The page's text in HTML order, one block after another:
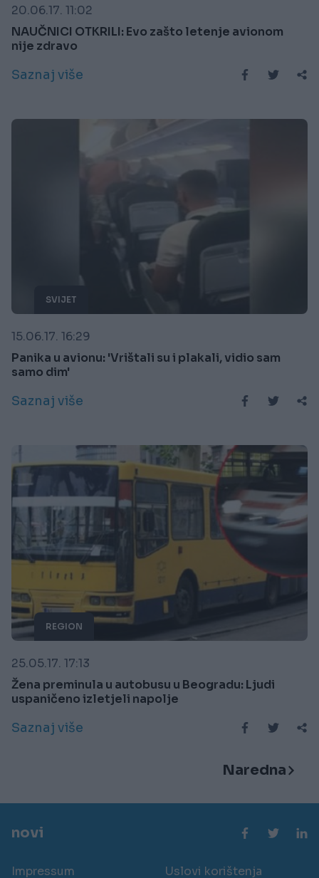
20.06.17. 11:02
NAUČNICI OTKRILI: Evo zašto letenje avionom
nije zdravo
Saznaj više
SVIJET
15.06.17. 16:29
Panika u avionu: 'Vrištali su i plakali, vidio sam
samo dim'
Saznaj više
REGION
25.05.17. 17:13
Žena preminula u autobusu u Beogradu: Ljudi
uspaničeno izletjeli napolje
Saznaj više
Naredna
novi
Impressum Uslovi korištenja